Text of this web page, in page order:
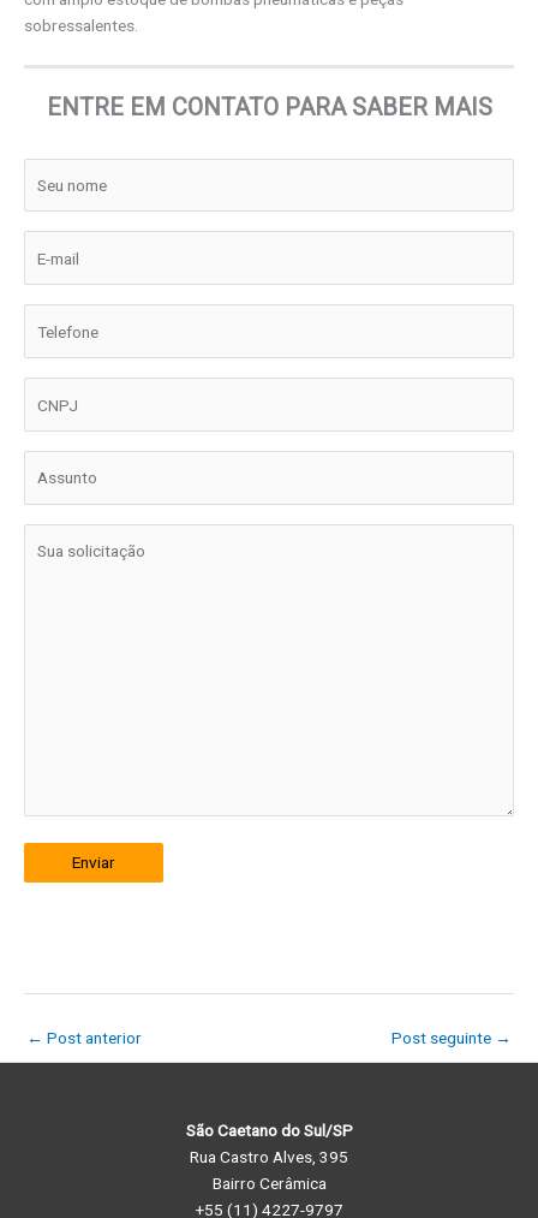
sobressalentes.
ENTRE EM CONTATO PARA SABER MAIS
Enviar
← Post anterior Post seguinte →
São Caetano do Sul/SP
Rua Castro Alves, 395
Bairro Cerâmica
+55 (11) 4227-9797